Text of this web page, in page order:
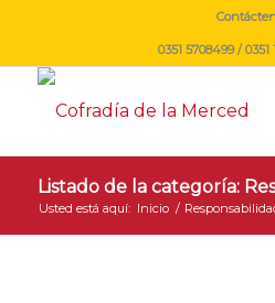
0351 5708499 /
Listado de la categoría:
Usted está aquí: Inicio /